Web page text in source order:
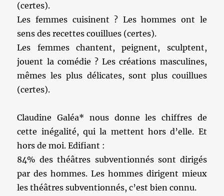
(certes).
Les femmes cuisinent ? Les hommes ont le
sens des recettes couillues (certes).
Les femmes chantent, peignent, sculptent,
jouent la comédie ? Les créations masculines,
mêmes les plus délicates, sont plus couillues
(certes).
Claudine Galéa* nous donne les chiffres de
cette inégalité, qui la mettent hors d’elle. Et
hors de moi. Edifiant :
84% des théâtres subventionnés sont dirigés
par des hommes. Les hommes dirigent mieux
les théâtres subventionnés, c’est bien connu.